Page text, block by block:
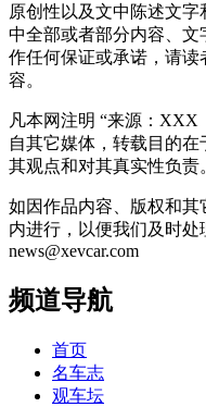
原创性以及文中陈述文
中全部或者部分内容、
作任何保证或承诺，请
容。
凡本网注明 “来源：XXX
自其它媒体，转载目的
其观点和对其真实性负责
如因作品内容、版权和其
内进行，以便我们及时处
news@xevcar.com
频道导航
首页
名车志
观车坛